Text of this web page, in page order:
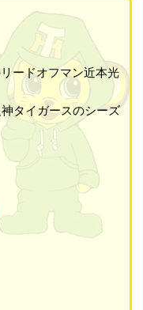
ードオフマン近本光
タイガースのシーズ